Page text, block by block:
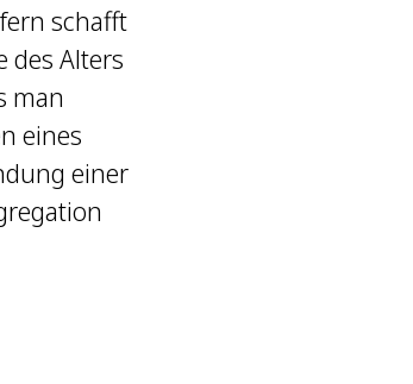
schafft
des Alters
man
eines
einer